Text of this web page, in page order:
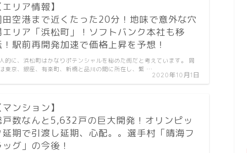
リア情報】
田空港まで近くたった20分！地味で意外な穴
エリア「浜松町」！ソフトバンク本社も移
！駅前再開発加速で価格上昇を予想！
2020年10月1日
的に、浜松町はかなりポテンシャルを秘めた街だと考えています。 同
東京、銀座、有楽町、新橋と品川の間に所在し、繁 …
ンション】
戸数なんと5,632戸の巨大開発！オリンピッ
延期で引渡し延期、心配。。選手村「晴海フ
グ」の今後！